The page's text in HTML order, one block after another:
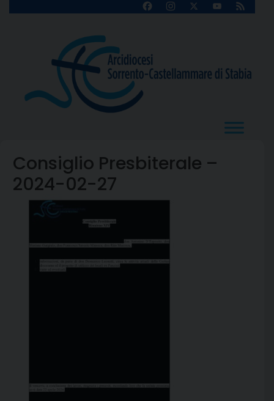
FacebookInstagram
X
YouTube
Feed
Consiglio Presbiterale –
2024-02-27